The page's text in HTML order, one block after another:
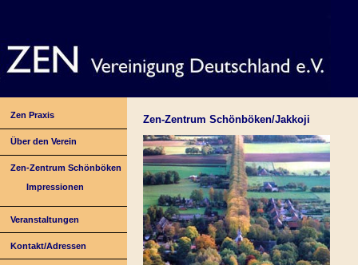
Zen Praxis
Über den Verein
Zen-Zentrum Schönböken
Impressionen
Veranstaltungen
Kontakt/Adressen
Zen-Zentrum Schönböken/Jakkoji